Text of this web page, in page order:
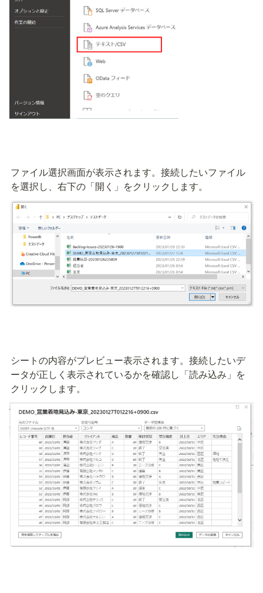
ファイル選択画面が表示されます。接続したいファイル
を選択し、右下の「開く」をクリックします。
シートの内容がプレビュー表示されます。接続したいデ
ータが正しく表示されているかを確認し「読み込み」を
クリックします。